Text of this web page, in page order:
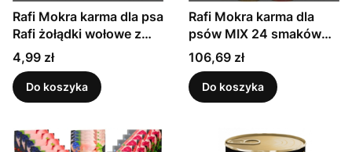
Rafi Mokra karma dla psa
Rafi żołądki wołowe z
szynką 400 g
Cena
4,99 zł
Do koszyka
Rafi Mokra karma dla
psów MIX 24 smaków
DOLINA NOTECI 400 G
X 24
Cena
106,69 zł
Do koszyka